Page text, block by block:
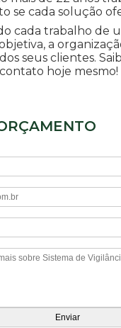
se cada solução
cada trabalho de
a
seus clientes.
hoje mesmo!